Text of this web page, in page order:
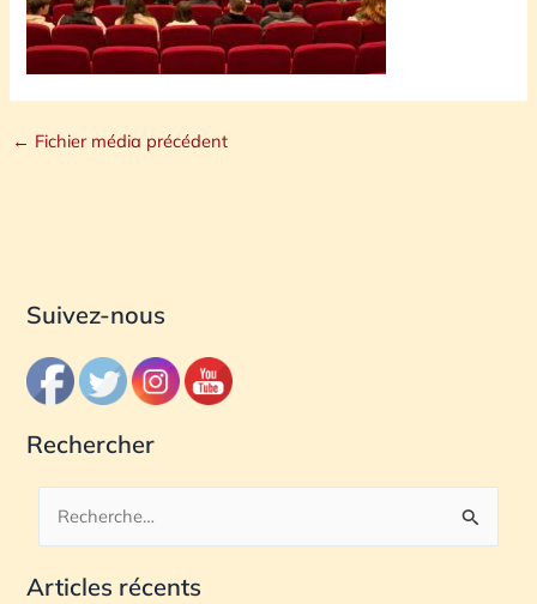
← Fichier média précédent
Suivez-nous
Rechercher
c
Articles récents